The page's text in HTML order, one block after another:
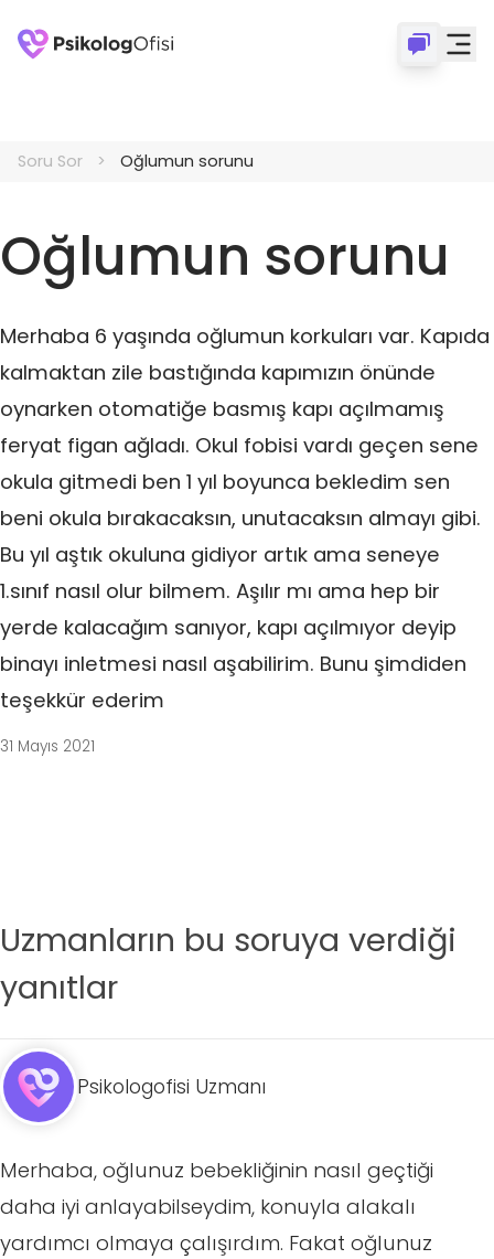
Soru Sor Oğlumun sorunu
Oğlumun sorunu
Merhaba 6 yaşında oğlumun korkuları var. Kapıda
kalmaktan zile bastığında kapımızın önünde
oynarken otomatiğe basmış kapı açılmamış
feryat figan ağladı. Okul fobisi vardı geçen sene
okula gitmedi ben 1 yıl boyunca bekledim sen
beni okula bırakacaksın, unutacaksın almayı gibi.
Bu yıl aştık okuluna gidiyor artık ama seneye
1.sınıf nasıl olur bilmem. Aşılır mı ama hep bir
yerde kalacağım sanıyor, kapı açılmıyor deyip
binayı inletmesi nasıl aşabilirim. Bunu şimdiden
teşekkür ederim
31 Mayıs 2021
Uzmanların bu soruya verdiği
yanıtlar
Psikologofisi Uzmanı
Merhaba, oğlunuz bebekliğinin nasıl geçtiği
daha iyi anlayabilseydim, konuyla alakalı
yardımcı olmaya çalışırdım. Fakat oğlunuz